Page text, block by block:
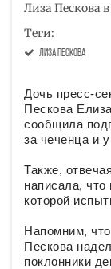
Лиза Пескова
Теги:
Лиза Пескова
Дочь пресс-
Пескова
сообщила
за чеченца и
Также,
написала, что
которой
Напомним,
Пескова
поклонники